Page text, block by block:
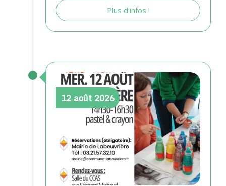
Plus d'infos !
12 août 2026